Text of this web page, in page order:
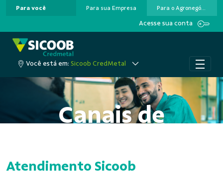
Pular para o Conteúdo principal
Para você Para sua Empresa Para o Agronegócio
Acesse sua conta
Você está em: Sicoob CredMetal
Canais de
Atendimento Sicoob